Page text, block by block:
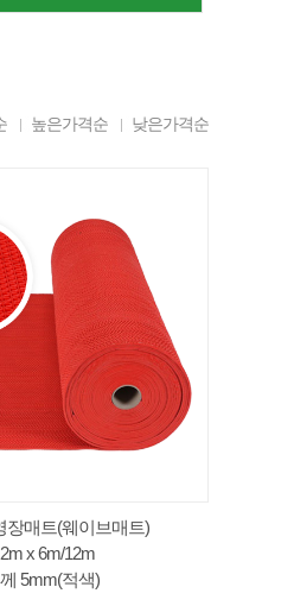
높은가격순 낮은가격순
장매트(웨이브매트)
x 6m/12m
5mm(적색)